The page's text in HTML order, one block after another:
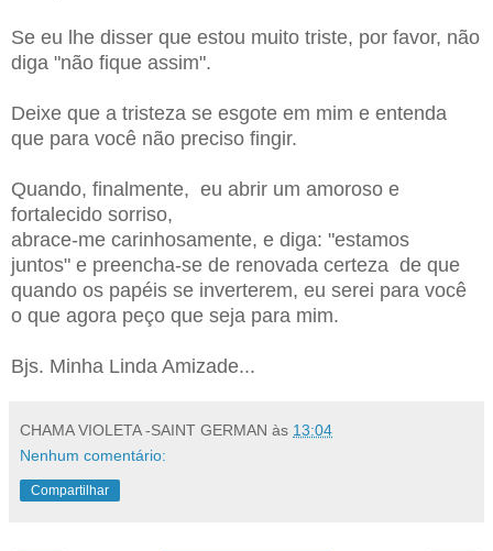
Se eu lhe disser que estou muito triste, por favor, não
diga "não fique assim".
Deixe que a tristeza se esgote em mim e entenda
que para você não preciso fingir.
Quando, finalmente, eu abrir um amoroso e
fortalecido sorriso,
abrace-me carinhosamente, e diga: "estamos
juntos" e preencha-se de renovada certeza de que
quando os papéis se inverterem, eu serei para você
o que agora peço que seja para mim.
Bjs. Minha Linda Amizade...
CHAMA VIOLETA -SAINT GERMAN às 13:04
Nenhum comentário:
Compartilhar